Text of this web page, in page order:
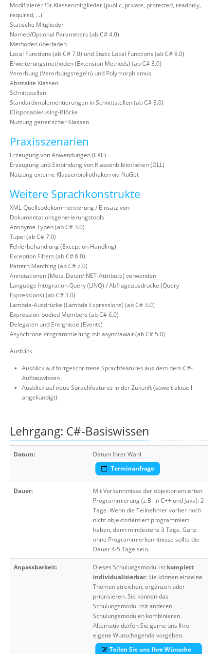
Modifizierer für Klassenmitglieder (public, private, protected, readonly,
required, …)
Statische Mitglieder
Named/Optional Parameters (ab C# 4.0)
Methoden überladen
Local Functions (ab C# 7.0) und Static Local Functions (ab C# 8.0)
Erweiterungsmethoden (Extension Methods) (ab C# 3.0)
Vererbung (Vererbungsregeln) und Polymorphismus
Abstrakte Klassen
Schnittstellen
Standardimplementierungen in Schnittstellen (ab C# 8.0)
IDisposable/using-Blöcke
Nutzung generischer Klassen
Praxisszenarien
Erzeugung von Anwendungen (EXE)
Erzeugung und Einbindung von Klassenbibliotheken (DLL)
Nutzung externe Klassenbibliotheken via NuGet
Weitere Sprachkonstrukte
XML-Quellcodekommentierung / Einsatz von
Dokumentationsgenerierungstools
Anonyme Typen (ab C# 3.0)
Tupel (ab C# 7.0)
Fehlerbehandlung (Exception Handling)
Exception Filters (ab C# 6.0)
Pattern Matching (ab C# 7.0)
Annotationen (Meta-Daten/.NET-Attribute) verwenden
Language Integration Query (LINQ) / Abfrageausdrücke (Query
Expressions) (ab C# 3.0)
Lambda-Ausdrücke (Lambda Expressions) (ab C# 3.0)
Expression-bodied Members (ab C# 6.0)
Delegaten und Ereignisse (Events)
Asynchrone Programmierung mit async/await (ab C# 5.0)
Ausblick
Ausblick auf fortgeschrittene Sprachfeatures aus dem dem C#-
Aufbauwissen
Ausblick auf neue Sprachfeatures in der Zukunft (soweit aktuell
angekündigt)
Lehrgang: C#-Basiswissen
Datum:
Datum Ihrer Wahl
Terminanfrage
Dauer:
Mit Vorkenntnisse der objektorientierten
Programmierung (z.B. in C++ und Java): 2
Tage. Wenn die Teilnehmer vorher noch
nicht objektorientiert programmiert
haben, dann mindestens 3 Tage. Ganz
ohne Programmierkenntnisse sollte die
Dauer 4-5 Tage sein.
Anpassbarkeit: Dieses Schulungsmodul ist komplett
individualisierbar: Sie können einzelne
Themen streichen, ergänzen oder
priorisieren. Sie können das
Schulungsmodul mit anderen
Schulungsmodulen kombinieren.
Alternativ dürfen Sie gerne uns Ihre
eigene Wunschagenda vorgeben.
Teilen Sie uns Ihre Wünsche